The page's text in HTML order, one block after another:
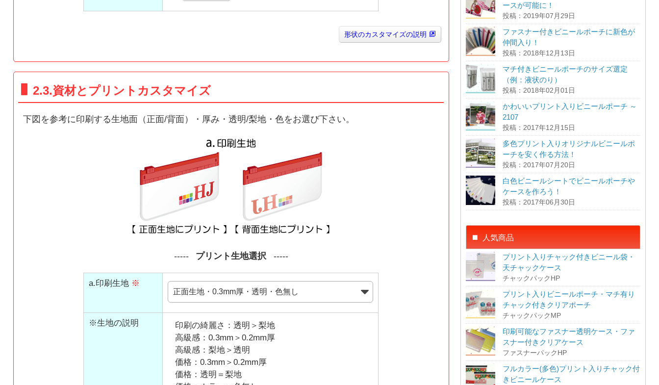
形状のカスタマイズの説明
2.3.資材とプリントカスタマイズ
下図を参考に印刷する生地面（正面/背面）・厚み・透明/梨地・色をお選び下さい。
プリント生地選択
a.印刷生地 ※
※生地の説明
印刷の綺麗さ：透明＞梨地
高級感：0.3mm＞0.2mm厚
高級感：梨地＞透明
価格：0.3mm＞0.2mm厚
価格：透明＝梨地
ースが可能に！
投稿：2019年07月29日
ファスナー付きビニールポーチに新色が
仲間入り！
投稿：2018年12月13日
マチ付きビニールポーチのサイズ選定
（例：液状のり）
投稿：2018年02月01日
かわいいプリント入りビニールポーチ ～
2107
投稿：2017年12月15日
多色プリント入りオリジナルビニールポ
ーチを安く作る方法！
投稿：2017年07月20日
白色ビニールシートでビニールポーチや
ケースを作ろう！
投稿：2017年06月30日
人気商品
プリント入りチャック付きビニール袋・
天チャックケース
チャックパックHP
プリント入りビニールポーチ・マチ有り
チャック付きクリアポーチ
チャックパックMP
印刷可能なファスナー透明ケース・ファ
スナー付きクリアケース
ファスナーパックHP
フルカラー(多色)プリント入りチャック付
きビニールケース